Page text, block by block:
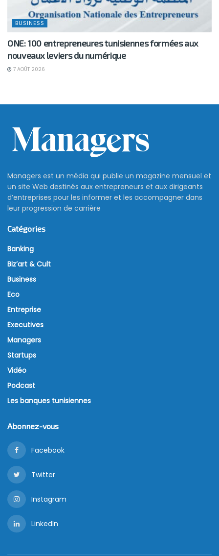
BUSINESS
ONE: 100 entrepreneures tunisiennes formées aux
nouveaux leviers du numérique
7 AOÛT 2026
Managers est un média qui publie un magazine mensuel et
un site Web destinés aux entrepreneurs et aux dirigeants
d’entreprises pour les informer et les accompagner dans
leur progression de carrière
Catégories
Banking
Biz’art & Cult
Business
Eco
Entreprise
Executives
Managers
Startups
Vidéo
Podcast
Les banques tunisiennes
Abonnez-vous
Facebook
Twitter
Instagram
LinkedIn